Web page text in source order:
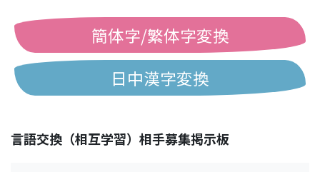
簡体字/繁体字変換
日中漢字変換
言語交換（相互学習）相手募集掲示板